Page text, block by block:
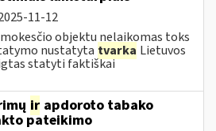
11-12
objektu nelaikomas toks
nustatyta tvarka Lietuvos
statyti faktiškai
ir apdoroto tabako
pateikimo